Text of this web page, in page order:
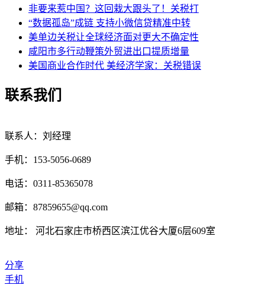
非要来惹中国？这回栽大跟头了！关税打
“数据孤岛”成链 支持小微信贷精准中转
美单边关税让全球经济面对更大不确定性
咸阳市多行动鞭策外贸进出口提质增量
美国商业合作时代 美经济学家：关税错误
联系我们
联系人：刘经理
手机：153-5056-0689
电话：0311-85365078
邮箱：87859655@qq.com
地址： 河北石家庄市桥西区滨江优谷大厦6层609室
分享
手机